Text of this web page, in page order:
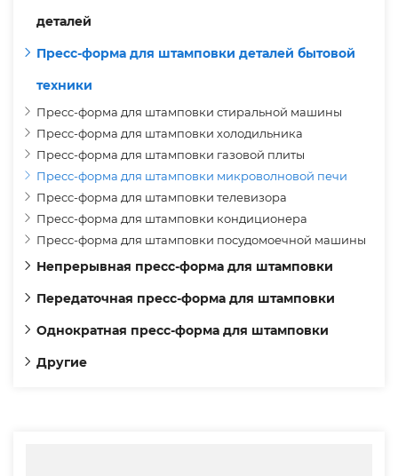
деталей
Пресс-форма для штамповки деталей бытовой
техники
Пресс-форма для штамповки стиральной машины
Пресс-форма для штамповки холодильника
Пресс-форма для штамповки газовой плиты
Пресс-форма для штамповки микроволновой печи
Пресс-форма для штамповки телевизора
Пресс-форма для штамповки кондиционера
Пресс-форма для штамповки посудомоечной машины
Непрерывная пресс-форма для штамповки
Передаточная пресс-форма для штамповки
Однократная пресс-форма для штамповки
Другие